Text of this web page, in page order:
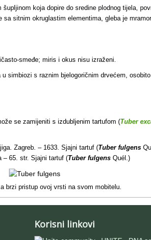
koja dopire do sredine plodnog tijela,
sitnim okruglastim elementima, gleba je
smeđe; miris i okus nisu izraženi.
simbiozi s raznim bjelogoričnim drvećem,
se zamijeniti s izdubljenim tartufom (Tuber
Zagreb. – 1633. Sjajni tartuf (Tuber fulgens
– 65. str. Sjajni tartuf (Tuber fulgens Quél.)
brzi pristup ovoj vrsti na svom mobitelu.
Korisni linkovi